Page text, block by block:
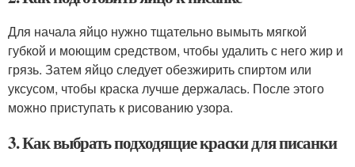
Для начала яйцо нужно тщательно вымыть мягкой
губкой и моющим средством, чтобы удалить с него жир и
грязь. Затем яйцо следует обезжирить спиртом или
уксусом, чтобы краска лучше держалась. После этого
можно приступать к рисованию узора.
3. Как выбрать подходящие краски для писанки